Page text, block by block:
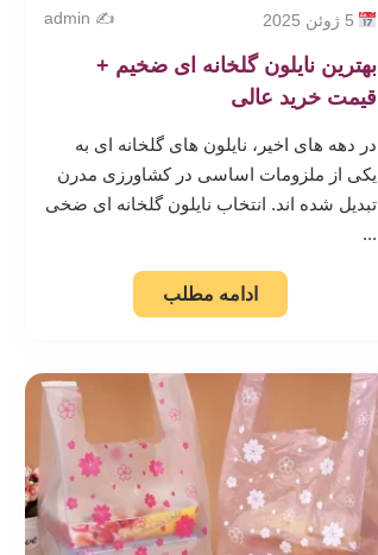
✍️ admin
بهترین نایلون گلخانه ای ضخیم +
قیمت خرید عالی
در دهه های اخیر، نایلون های گلخانه ای به
یکی از ملزومات اساسی در کشاورزی مدرن
تبدیل شده اند. انتخاب نایلون گلخانه ای ضخی
...
ادامه مطلب